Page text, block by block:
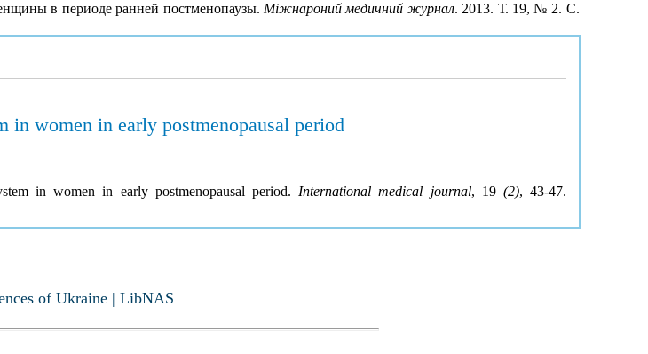
в периоде ранней постменопаузы. Міжнароний медичний журнал. 2013. Т. 19, № 2. С.
in women in early postmenopausal period
in women in early postmenopausal period. International medical journal, 19(2), 43-47.
of Ukraine | LibNAS